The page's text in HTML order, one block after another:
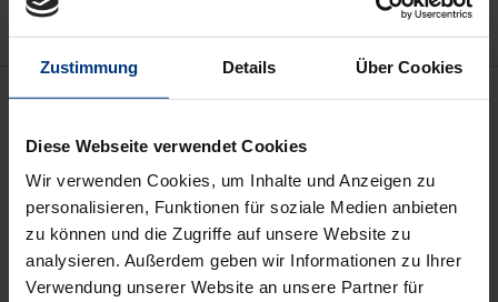
Zustimmung Details Über Cookies
Diese Webseite verwendet Cookies
Wir verwenden Cookies, um Inhalte und Anzeigen zu
personalisieren, Funktionen für soziale Medien anbieten
zu können und die Zugriffe auf unsere Website zu
analysieren. Außerdem geben wir Informationen zu Ihrer
Verwendung unserer Website an unsere Partner für
Beschreibung
Vorschriften des sekundären Rechts geleitet, das
nach europäischem Gesetzesverständnis vom
Parlament (mit-)entschieden werden muß. Der
daraus resultierende europäische